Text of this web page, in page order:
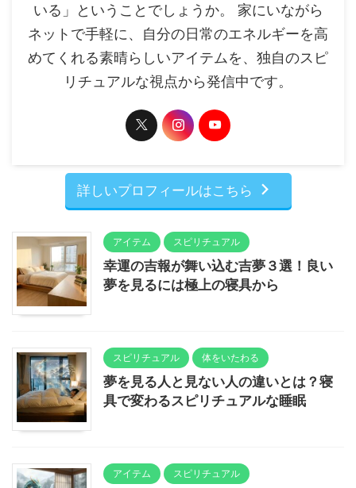
いる」ということでしょうか。 家にいながら
ネットで手軽に、自分の日常のエネルギーを高
めてくれる素晴らしいアイテムを、独自のスピ
リチュアルな視点から発信中です。
詳しいプロフィールはこちら
アイテム スピリチュアル
幸運の吉報が舞い込む吉夢３選！良い
夢を見るには極上の寝具から
スピリチュアル 体をいたわる
夢を見る人と見ない人の違いとは？寝
具で変わるスピリチュアルな睡眠
アイテム スピリチュアル